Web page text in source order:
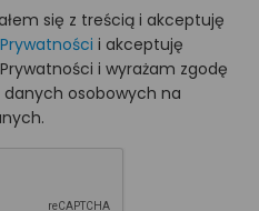
się z treścią i akceptuję
i akceptuję
i wyrażam zgodę
osobowych na